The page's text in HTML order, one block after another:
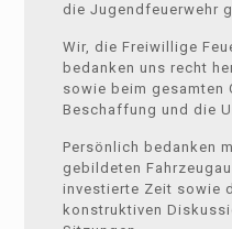
die Jugendfeuerwehr
Wir, die Freiwillige
bedanken uns recht
sowie beim gesamten
Beschaffung und die
Persönlich bedanken
gebildeten
investierte Zeit sowie
konstruktiven